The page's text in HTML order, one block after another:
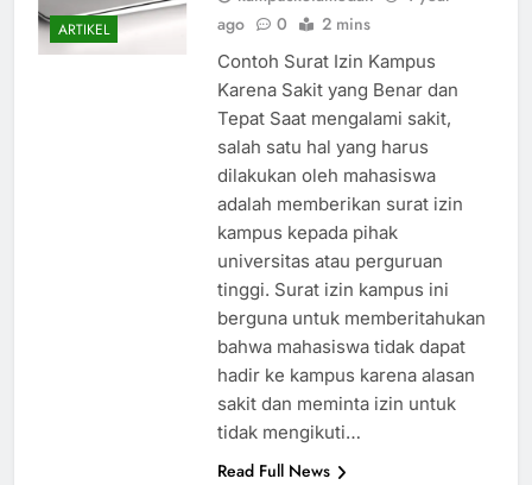
ARTIKEL
ago
0 2 mins
Contoh Surat Izin Kampus
Karena Sakit yang Benar dan
Tepat Saat mengalami sakit,
salah satu hal yang harus
dilakukan oleh mahasiswa
adalah memberikan surat izin
kampus kepada pihak
universitas atau perguruan
tinggi. Surat izin kampus ini
berguna untuk memberitahukan
bahwa mahasiswa tidak dapat
hadir ke kampus karena alasan
sakit dan meminta izin untuk
tidak mengikuti…
Read Full News